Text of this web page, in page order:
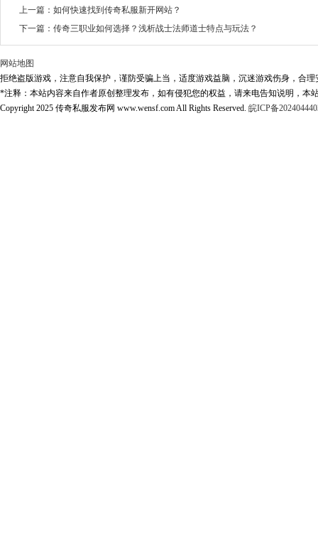
上一篇：如何快速找到传奇私服新开网站？
下一篇：传奇三职业如何选择？浅析战士法师道士特点与玩法？
网站地图
拒绝盗版游戏，注意自我保护，谨防受骗上当，适度游戏益脑，沉迷游戏伤身，合
*注释：本站内容来自作者原创整理发布，如有侵犯您的权益，请来电告知说明，本
Copyright 2025 传奇私服发布网 www.wensf.com All Rights Reserved. 皖ICP备